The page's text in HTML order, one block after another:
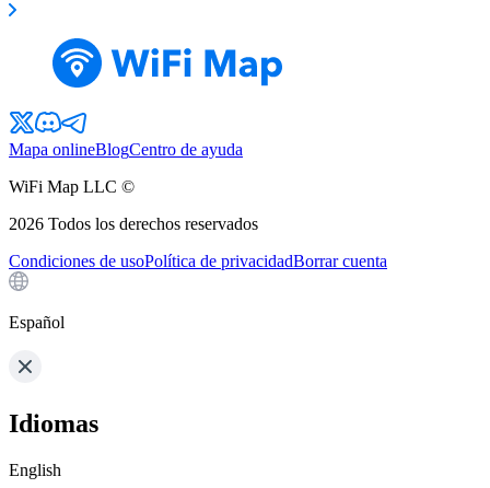
Mapa onlineBlogCentro de ayuda
WiFi Map LLC ©
2026 Todos los derechos reservados
Condiciones de usoPolítica de privacidadBorrar cuenta
Español
Idiomas
English